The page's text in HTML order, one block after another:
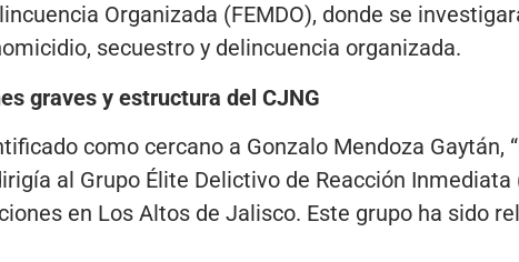
Organizada (FEMDO), donde se
secuestro y delincuencia organizada.
graves y estructura del CJNG
como cercano a Gonzalo Mendoza Gaytán,
al Grupo Élite Delictivo de Reacción Inmediata
en Los Altos de Jalisco. Este grupo ha sido